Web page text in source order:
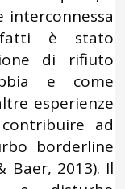
è stato
di rifiuto
e come
esperienze
ad
borderline
Baer, 2013). Il